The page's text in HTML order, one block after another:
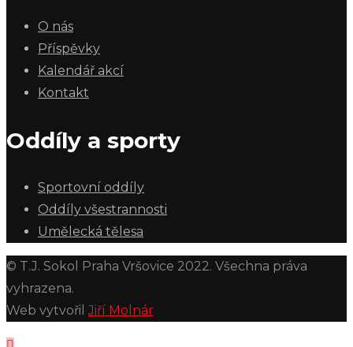
O nás
Příspěvky
Kalendář akcí
Kontakt
Oddíly a sporty
Sportovní oddíly
Oddíly všestrannosti
Umělecká tělesa
© T.J. Sokol Praha Vršovice 2022. Všechna práva
vyhrazena.
Web vytvořilJiří Molnár